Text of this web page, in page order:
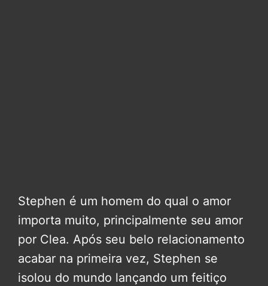
Stephen é um homem do qual o amor
importa muito, principalmente seu amor
por Clea. Após seu belo relacionamento
acabar na primeira vez, Stephen se
isolou do mundo lançando um feitiço